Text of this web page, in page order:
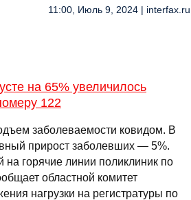
11:00, Июль 9, 2024 | interfax.ru
на 65% увеличилось
122
заболеваемости ковидом. В
прирост заболевших — 5%.
горячие линии поликлиник по
областной комитет
нагрузки на регистратуры по